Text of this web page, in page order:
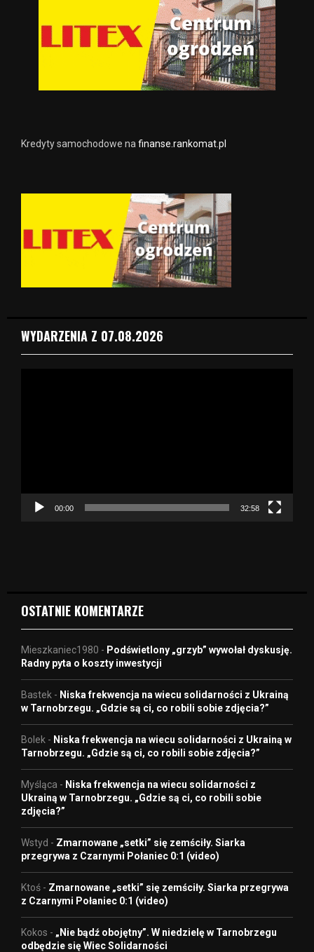
Kredyty samochodowe nafinanse.rankomat.pl
WYDARZENIA Z 07.08.2026
c
00:00 32:58
OSTATNIE KOMENTARZE
Mieszkaniec1980 - Podświetlony „grzyb” wywołał dyskusję.
Radny pyta o koszty inwestycji
Bastek - Niska frekwencja na wiecu solidarności z Ukrainą
w Tarnobrzegu. „Gdzie są ci, co robili sobie zdjęcia?”
Bolek - Niska frekwencja na wiecu solidarności z Ukrainą w
Tarnobrzegu. „Gdzie są ci, co robili sobie zdjęcia?”
Myśląca - Niska frekwencja na wiecu solidarności z
Ukrainą w Tarnobrzegu. „Gdzie są ci, co robili sobie
zdjęcia?”
Wstyd - Zmarnowane „setki” się zemściły. Siarka
przegrywa z Czarnymi Połaniec 0:1 (video)
Ktoś - Zmarnowane „setki” się zemściły. Siarka przegrywa
z Czarnymi Połaniec 0:1 (video)
Kokos - „Nie bądź obojętny”. W niedzielę w Tarnobrzegu
odbędzie się Wiec Solidarności